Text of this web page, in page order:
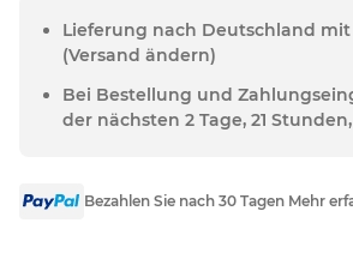
Lieferung nach Deutschland mit
(Versand ändern)
Bei Bestellung und
der nächsten 2 Tage, 21
Bezahlen Sie nach 30 Tagen Mehr